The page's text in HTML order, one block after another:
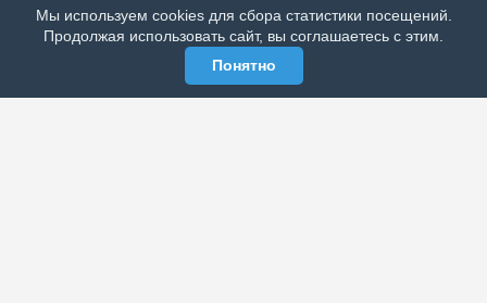
МЫ В СОЦСЕТЯХ
Мы используем cookies для сбора статистики посещений.
Продолжая использовать сайт, вы соглашаетесь с этим.
Понятно